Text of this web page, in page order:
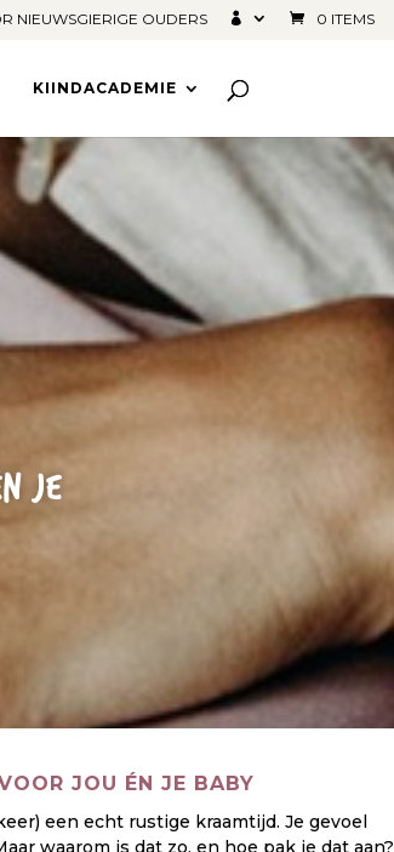
NIEUWSGIERIGE OUDERS 0 ITEMS
KIINDACADEMIE
JE
JOU ÉN JE BABY
een echt rustige kraamtijd. Je gevoel
waarom is dat zo, en hoe pak je dat aan?